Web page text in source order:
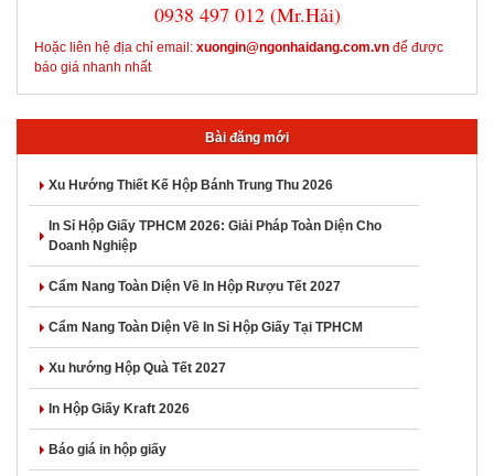
0938 497 012 (Mr.Hải)
Hoặc liên hệ địa chỉ email: xuongin@ngonhaidang.com.vn để được
báo giá nhanh nhất
Bài đăng mới
Xu Hướng Thiết Kế Hộp Bánh Trung Thu 2026
In Sỉ Hộp Giấy TPHCM 2026: Giải Pháp Toàn Diện Cho
Doanh Nghiệp
Cẩm Nang Toàn Diện Về In Hộp Rượu Tết 2027
Cẩm Nang Toàn Diện Về In Sỉ Hộp Giấy Tại TPHCM
Xu hướng Hộp Quà Tết 2027
In Hộp Giấy Kraft 2026
Báo giá in hộp giấy